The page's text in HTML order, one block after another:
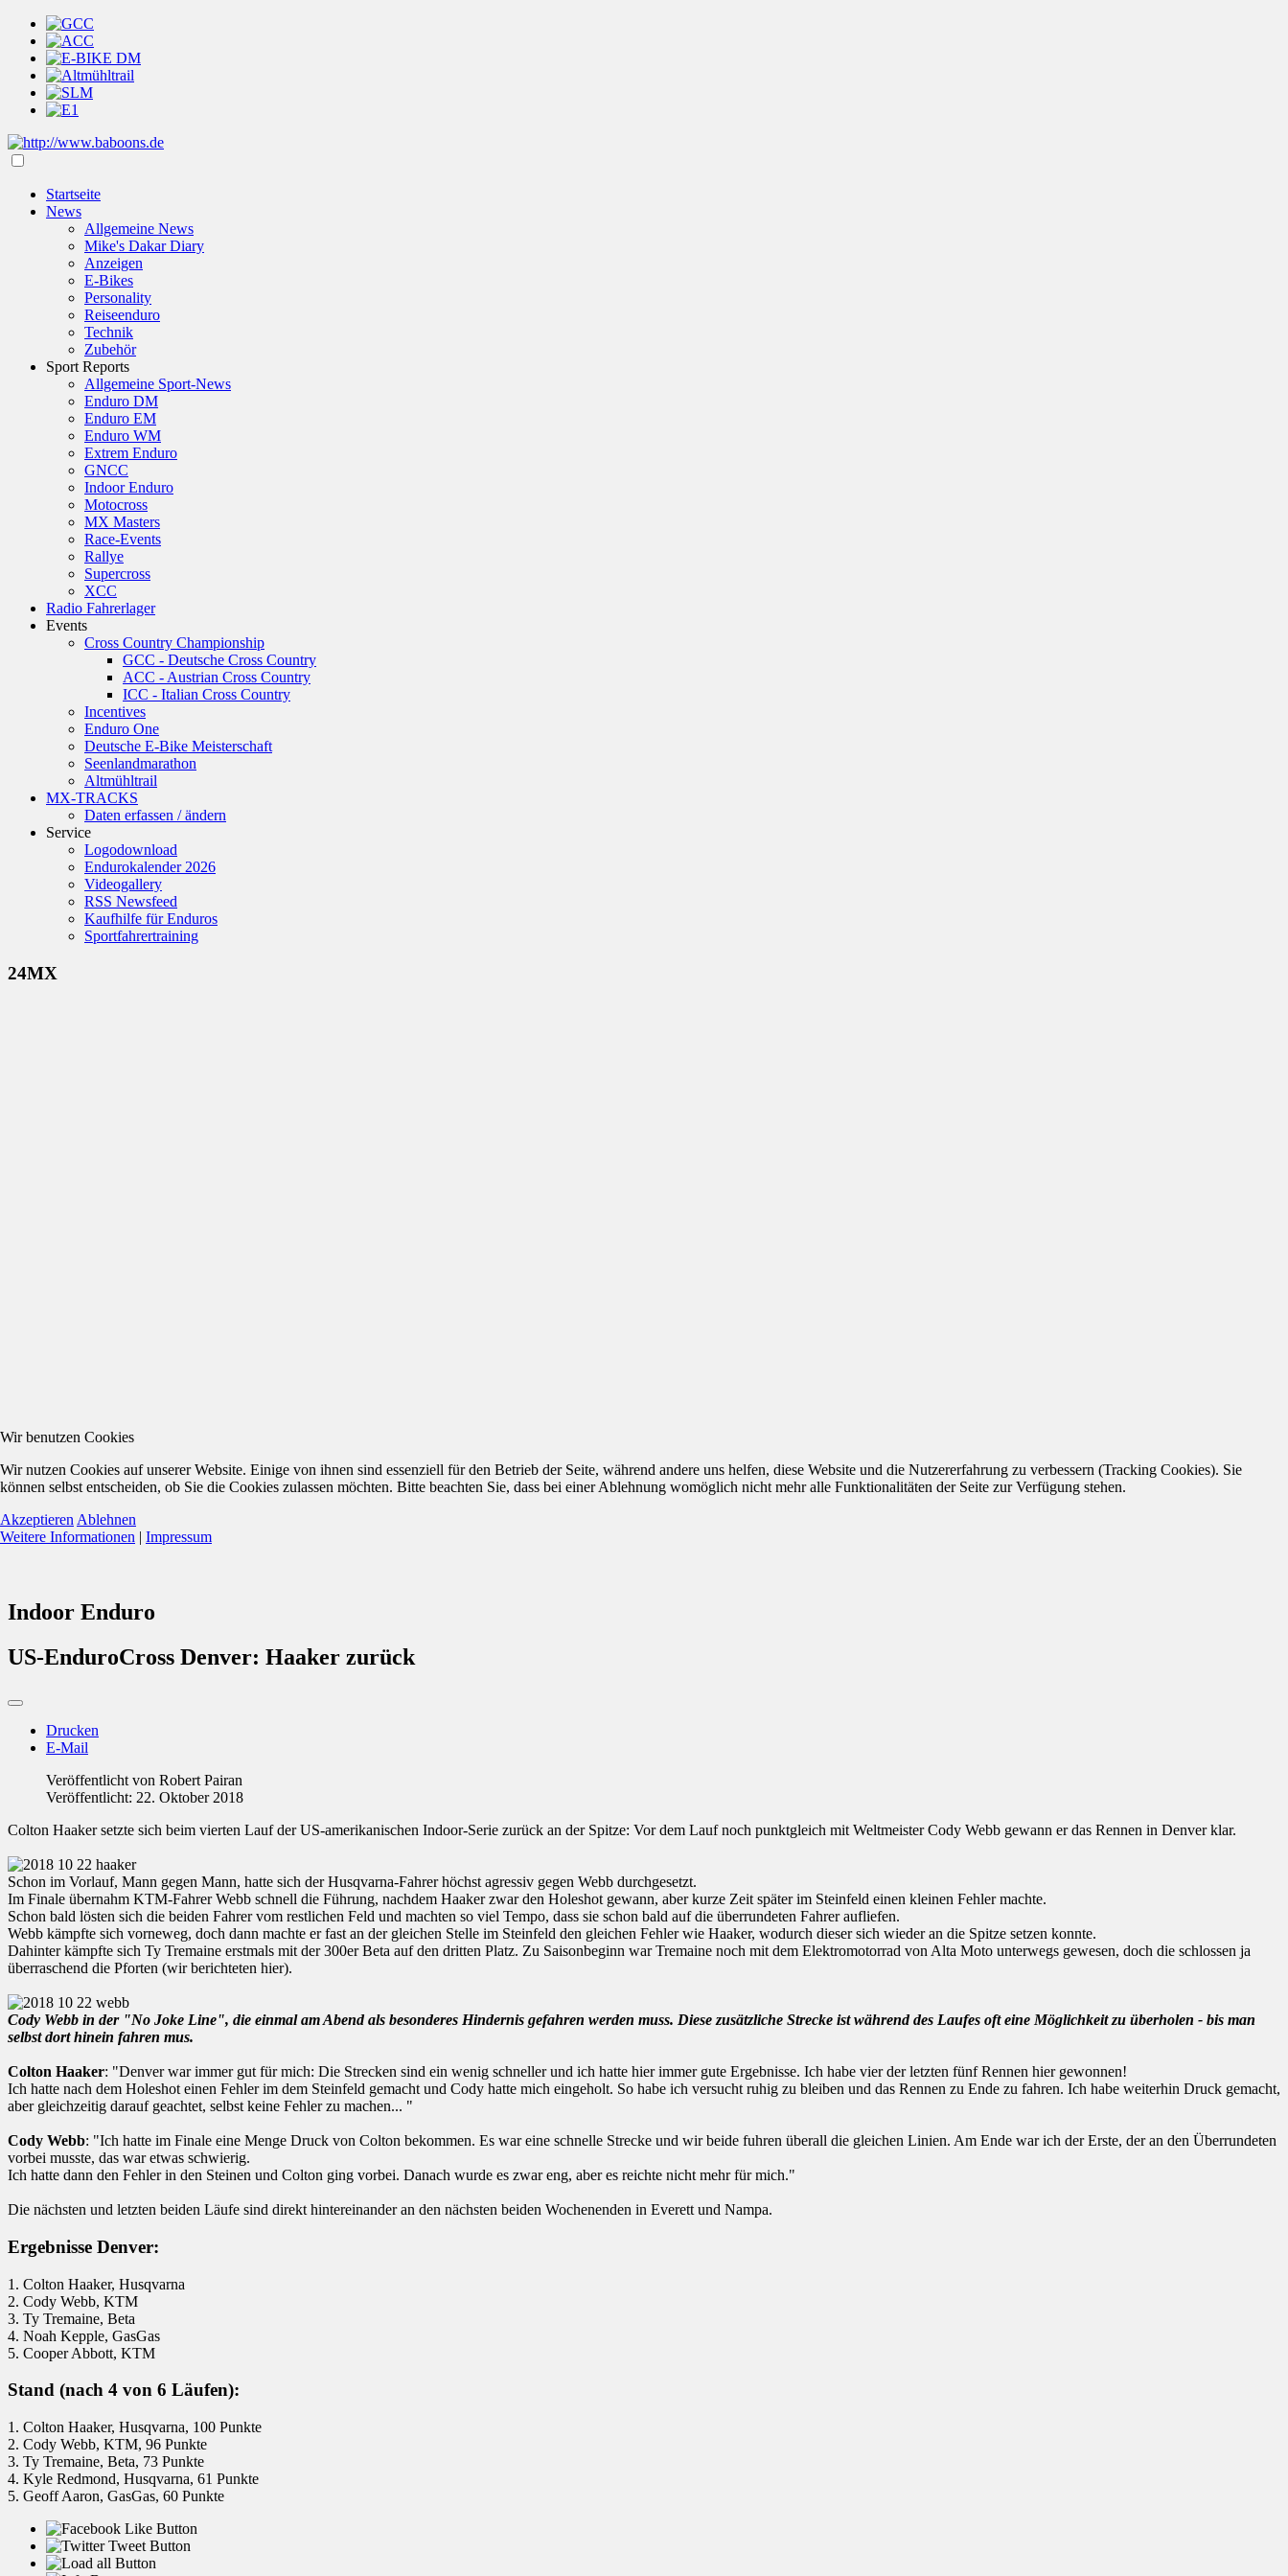
Startseite
News
Allgemeine News
Mike's Dakar Diary
Anzeigen
E-Bikes
Personality
Reiseenduro
Technik
Zubehör
Sport Reports
Allgemeine Sport-News
Enduro DM
Enduro EM
Enduro WM
Extrem Enduro
GNCC
Indoor Enduro
Motocross
MX Masters
Race-Events
Rallye
Supercross
XCC
Radio Fahrerlager
Events
Cross Country Championship
GCC - Deutsche Cross Country
ACC - Austrian Cross Country
ICC - Italian Cross Country
Incentives
Enduro One
Deutsche E-Bike Meisterschaft
Seenlandmarathon
Altmühltrail
MX-TRACKS
Daten erfassen / ändern
Service
Logodownload
Endurokalender 2026
Videogallery
RSS Newsfeed
Kaufhilfe für Enduros
Sportfahrertraining
24MX
Indoor Enduro
US-EnduroCross Denver: Haaker zurück
Drucken
E-Mail
Veröffentlicht von Robert Pairan
Veröffentlicht: 22. Oktober 2018
Colton Haaker setzte sich beim vierten Lauf der US-amerikanischen Indoor-Serie zurück an der Spitze: Vor dem Lauf noch punktgleich mit Weltmeister Cody Webb gewann er das Rennen in Denver klar.
Schon im Vorlauf, Mann gegen Mann, hatte sich der Husqvarna-Fahrer höchst agressiv gegen Webb durchgesetzt.
Im Finale übernahm KTM-Fahrer Webb schnell die Führung, nachdem Haaker zwar den Holeshot gewann, aber kurze Zeit später im Steinfeld einen kleinen Fehler machte.
Schon bald lösten sich die beiden Fahrer vom restlichen Feld und machten so viel Tempo, dass sie schon bald auf die überrundeten Fahrer aufliefen.
Webb kämpfte sich vorneweg, doch dann machte er fast an der gleichen Stelle im Steinfeld den gleichen Fehler wie Haaker, wodurch dieser sich wieder an die Spitze setzen konnte.
Dahinter kämpfte sich Ty Tremaine erstmals mit der 300er Beta auf den dritten Platz. Zu Saisonbeginn war Tremaine noch mit dem Elektromotorrad von Alta Moto unterwegs gewesen, doch die schlossen ja
überraschend die Pforten (wir berichteten hier).
Cody Webb in der "No Joke Line", die einmal am Abend als besonderes Hindernis gefahren werden muss. Diese zusätzliche Strecke ist während des Laufes oft eine Möglichkeit zu überholen - bis man
selbst dort hinein fahren mus.
Colton Haaker: "Denver war immer gut für mich: Die Strecken sind ein wenig schneller und ich hatte hier immer gute Ergebnisse. Ich habe vier der letzten fünf Rennen hier gewonnen!
Ich hatte nach dem Holeshot einen Fehler im dem Steinfeld gemacht und Cody hatte mich eingeholt. So habe ich versucht ruhig zu bleiben und das Rennen zu Ende zu fahren. Ich habe weiterhin Druck gemacht,
aber gleichzeitig darauf geachtet, selbst keine Fehler zu machen... "
Cody Webb: "Ich hatte im Finale eine Menge Druck von Colton bekommen. Es war eine schnelle Strecke und wir beide fuhren überall die gleichen Linien. Am Ende war ich der Erste, der an den Überrundeten
vorbei musste, das war etwas schwierig.
Ich hatte dann den Fehler in den Steinen und Colton ging vorbei. Danach wurde es zwar eng, aber es reichte nicht mehr für mich."
Die nächsten und letzten beiden Läufe sind direkt hintereinander an den nächsten beiden Wochenenden in Everett und Nampa.
Ergebnisse Denver:
1. Colton Haaker, Husqvarna
2. Cody Webb, KTM
3. Ty Tremaine, Beta
4. Noah Kepple, GasGas
5. Cooper Abbott, KTM
Stand (nach 4 von 6 Läufen):
1. Colton Haaker, Husqvarna, 100 Punkte
2. Cody Webb, KTM, 96 Punkte
3. Ty Tremaine, Beta, 73 Punkte
4. Kyle Redmond, Husqvarna, 61 Punkte
5. Geoff Aaron, GasGas, 60 Punkte
Wir benutzen Cookies
Wir nutzen Cookies auf unserer Website. Einige von ihnen sind essenziell für den Betrieb der Seite, während andere uns helfen, diese Website und die Nutzererfahrung zu verbessern (Tracking Cookies). Sie
können selbst entscheiden, ob Sie die Cookies zulassen möchten. Bitte beachten Sie, dass bei einer Ablehnung womöglich nicht mehr alle Funktionalitäten der Seite zur Verfügung stehen.
Akzeptieren Ablehnen
Weitere Informationen | Impressum